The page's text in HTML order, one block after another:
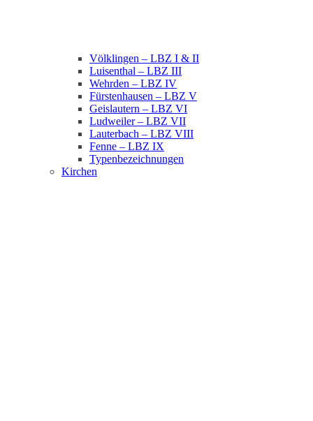
Völklingen – LBZ I & II
Luisenthal – LBZ III
Wehrden – LBZ IV
Fürstenhausen – LBZ V
Geislautern – LBZ VI
Ludweiler – LBZ VII
Lauterbach – LBZ VIII
Fenne – LBZ IX
Typenbezeichnungen
Kirchen